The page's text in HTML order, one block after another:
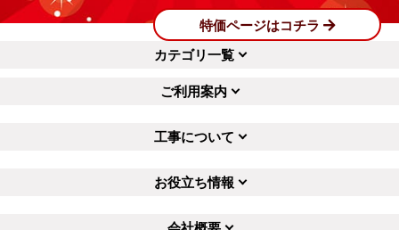
特価ページはコチラ
カテゴリ一覧
ご利用案内
工事について
お役立ち情報